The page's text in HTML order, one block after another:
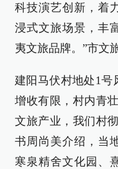
科技演艺创新，着
浸式文旅场景，丰
夷文旅品牌。”市文
建阳马伏村地处1号
增收有限，村内青
文旅产业，我们村
书周尚美介绍，当
寒泉精舍文化园、